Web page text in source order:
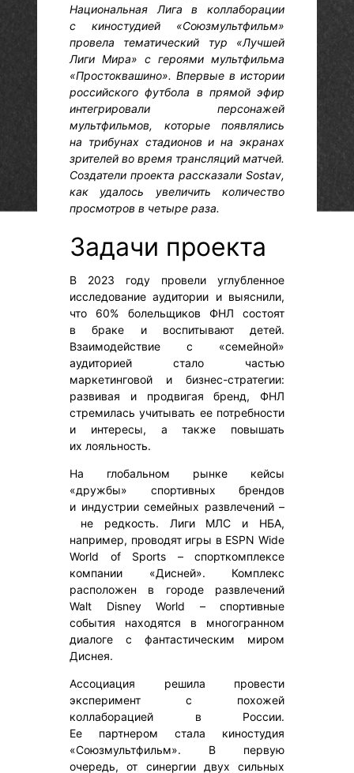
Национальная Лига в коллаборации
с киностудией «Союзмультфильм»
провела тематический тур «Лучшей
Лиги Мира» с героями мультфильма
«Простоквашино». Впервые в истории
российского футбола в прямой эфир
интегрировали персонажей
мультфильмов, которые появлялись
на трибунах стадионов и на экранах
зрителей во время трансляций матчей.
Создатели проекта рассказали Sostav,
как удалось увеличить количество
просмотров в четыре раза.
Задачи проекта
В 2023 году провели углубленное
исследование аудитории и выяснили,
что 60% болельщиков ФНЛ состоят
в браке и воспитывают детей.
Взаимодействие с «семейной»
аудиторией стало частью
маркетинговой и бизнес-стратегии:
развивая и продвигая бренд, ФНЛ
стремилась учитывать ее потребности
и интересы, а также повышать
их лояльность.
На глобальном рынке кейсы
«дружбы» спортивных брендов
и индустрии семейных развлечений –
не редкость. Лиги МЛС и НБА,
например, проводят игры в ESPN Wide
World of Sports – спорткомплексе
компании «Дисней». Комплекс
расположен в городе развлечений
Walt Disney World – спортивные
события находятся в многогранном
диалоге с фантастическим миром
Диснея.
Ассоциация решила провести
эксперимент с похожей
коллаборацией в России.
Ее партнером стала киностудия
«Союзмультфильм». В первую
очередь, от синергии двух сильных